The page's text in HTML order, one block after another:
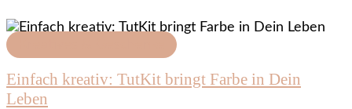
Einfach kreativ: TutKit bringt Farbe in Dein
Leben